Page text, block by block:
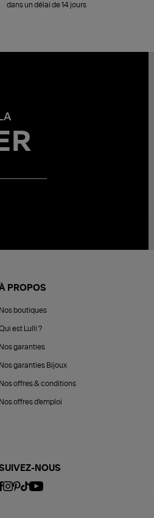
dans un délai de 14 jours
PROPOS
Nos boutiques
est Lulli ?
Nos garanties
Nos garanties Bijoux
Nos offres & conditions
Nos offres d'emploi
NOUS